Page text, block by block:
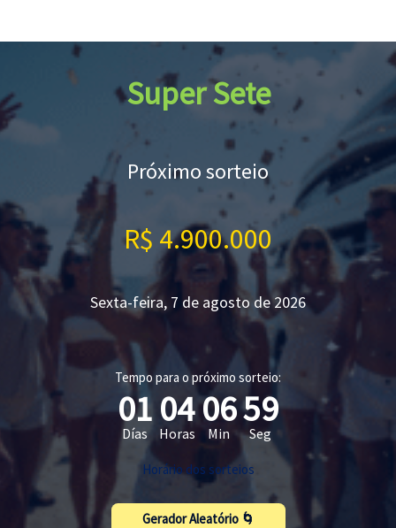
Super Sete
Próximo sorteio
R$ 4.900.000
Sexta-feira, 7 de agosto de 2026
Tempo para o próximo sorteio:
01
Días
04
Horas
06
Min
59
Seg
Horário dos sorteios
Gerador Aleatório 🌀